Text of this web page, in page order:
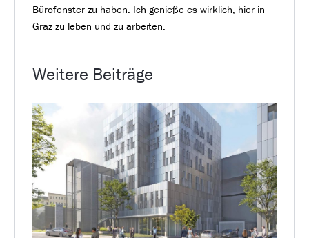
Bürofenster zu haben. Ich genieße es wirklich, hier in
Graz zu leben und zu arbeiten.
Weitere Beiträge